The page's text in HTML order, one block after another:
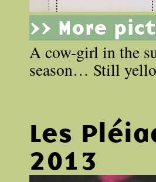
>> More
A cow-girl in the
season… Still
Les
2013